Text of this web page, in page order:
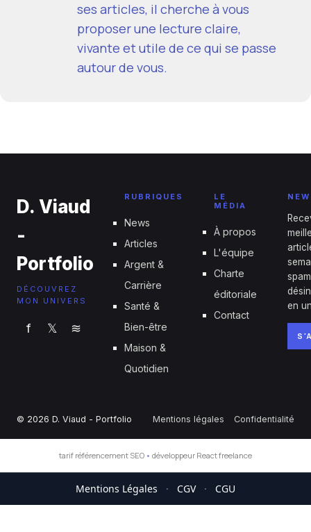
ses articles, il cherche à vous
proposer une lecture claire,
vivante et utile de ce qui se passe
autour de vous.
D. Viaud
-
Portfolio
DÉCOUVREZ
MON UNIVERS
f 𝕏 ≋
RUBRIQUES
News
Articles
Argent &
Carrière
Santé &
Bien-être
Maison &
Quotidien
LE
MÉDIA
À propos
L'équipe
Charte
éditoriale
Contact
en
© 2026 D. Viaud - Portfolio Mentions légales Confidentialité
tarif référencement SEO • développeur React freelance
Mentions Légales · CGV · CGU